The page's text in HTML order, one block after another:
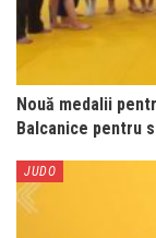
Nouă medalii
Balcanice pentru
JUDO